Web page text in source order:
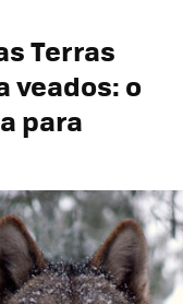
Terras
veados: o
para